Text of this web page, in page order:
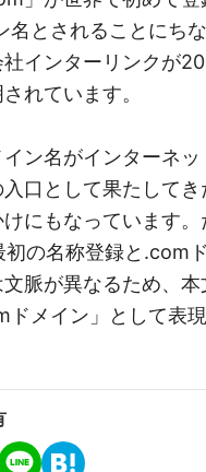
名とされることにち
インターリンクが
れています。
ン名がインターネッ
口として果たしてき
にもなっています。
初の名称登録と.com
脈が異なるため、本
ドメイン」として表